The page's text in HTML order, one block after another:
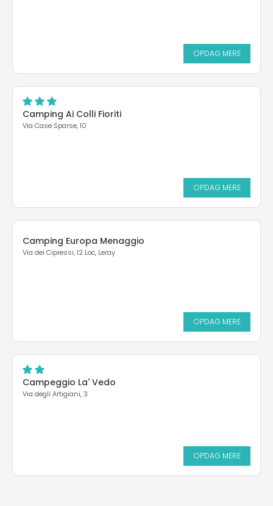
OPDAG MERE
Camping Ai Colli Fioriti
Via Case Sparse, 10
OPDAG MERE
Camping Europa Menaggio
Via dei Cipressi, 12 Loc, Leray
OPDAG MERE
Campeggio La' Vedo
Via degli Artigiani, 3
OPDAG MERE